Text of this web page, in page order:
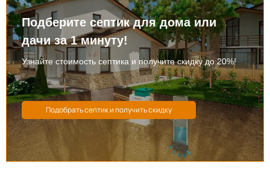
Подберите септик для дома или
дачи за 1 минуту!
Узнайте стоимость септика и получите скидку до 20%!